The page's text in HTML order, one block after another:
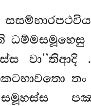
වා’’තිආදි
තං